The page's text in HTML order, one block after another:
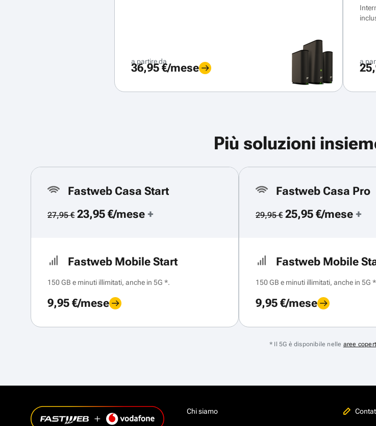
a partire da
36,95 €/mese a
Più soluzioni
Fastweb Casa Start
27,95 €23,95 €/mese +
Fastweb Mobile Start
150 GB e minuti illimitati, anche in 5G *.
9,95 €/mese
Fastweb Casa Pro
29,95 €25,95 €/mese +
Fastweb Mobile
150 GB e minuti illimitati, anche in 5G
9,95 €/mese
* Il 5G è disponibile nelle aree
Chi siamo